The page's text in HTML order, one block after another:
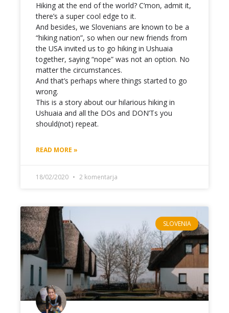
Hiking at the end of the world? C’mon, admit it,
there’s a super cool edge to it.
And besides, we Slovenians are known to be a
“hiking nation”, so when our new friends from
the USA invited us to go hiking in Ushuaia
together, saying “nope” was not an option. No
matter the circumstances.
And that’s perhaps where things started to go
wrong.
This is a story about our hilarious hiking in
Ushuaia and all the DOs and DON’Ts you
should(not) repeat.
READ MORE »
18/02/2020 2 komentarja
SLOVENIA